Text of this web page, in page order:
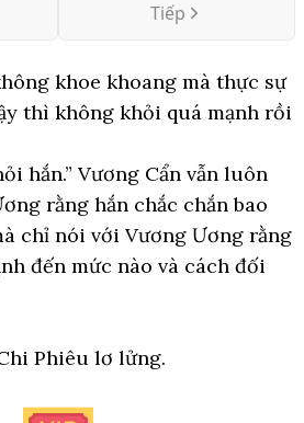
Tiếp
khoe khoang mà thực sự
thì không khỏi quá mạnh rồi
hắn.” Vương Cẩn vẫn luôn
rằng hắn chắc chắn bao
chỉ nói với Vương Ương rằng
đến mức nào và cách đối
Phiêu lơ lửng.